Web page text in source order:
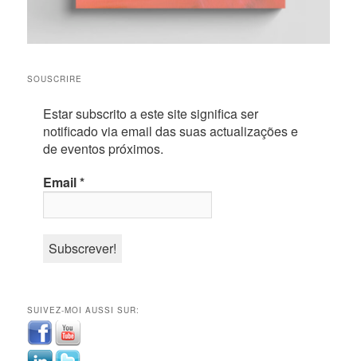
SOUSCRIRE
Estar subscrito a este site significa ser
notificado via email das suas actualizações e
de eventos próximos.
Email*
SUIVEZ-MOI AUSSI SUR: